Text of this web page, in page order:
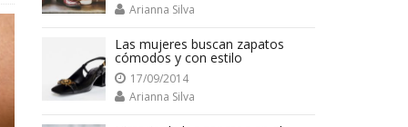
Arianna Silva
Las mujeres buscan zapatos
cómodos y con estilo
17/09/2014
Arianna Silva